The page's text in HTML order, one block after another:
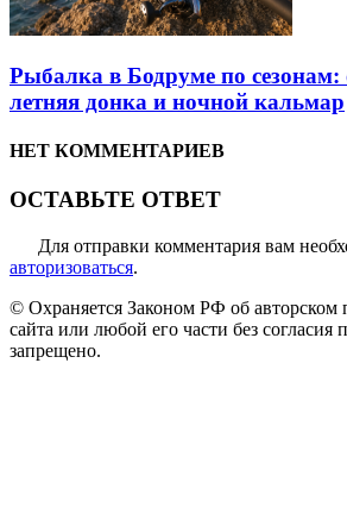
Рыбалка в Бодруме по сезонам:
летняя донка и ночной кальмар
НЕТ КОММЕНТАРИЕВ
ОСТАВЬТЕ ОТВЕТ
Для отправки комментария вам
авторизоваться.
© Охраняется Законом РФ об авторском
сайта или любой его части без согласия
запрещено.